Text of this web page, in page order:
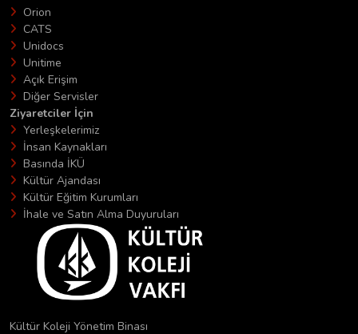
Orion
CATS
Unidocs
Unitime
Açık Erişim
Diğer Servisler
Ziyaretciler İçin
Yerleşkelerimiz
İnsan Kaynakları
Basında İKÜ
Kültür Ajandası
Kültür Eğitim Kurumları
İhale ve Satın Alma Duyuruları
Kültür Koleji Yönetim Binası